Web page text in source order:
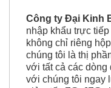
Công ty Đại Kinh
nhập khẩu trực
không chỉ riêng
chúng tôi là thị
với tất cả các dòng
với chúng tôi ngay